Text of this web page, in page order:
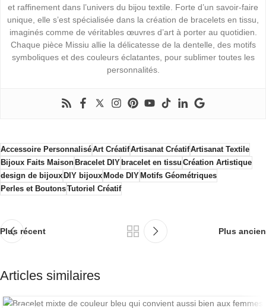
et raffinement dans l’univers du bijou textile. Forte d’un savoir-faire
unique, elle s’est spécialisée dans la création de bracelets en tissu,
imaginés comme de véritables œuvres d’art à porter au quotidien.
Chaque pièce Missiu allie la délicatesse de la dentelle, des motifs
symboliques et des couleurs éclatantes, pour sublimer toutes les
personnalités.
Accessoire PersonnaliséArt CréatifArtisanat CréatifArtisanat Textile
Bijoux Faits MaisonBracelet DIY bracelet en tissu Création Artistique
design de bijouxDIY bijouxMode DIY Motifs Géométriques
Perles et BoutonsTutoriel Créatif
Plus récent Plus ancien
Articles similaires